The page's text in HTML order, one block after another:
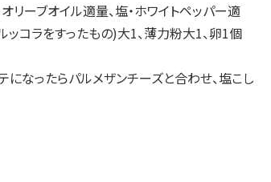
リーブオイル適量、塩・ホワイトペッパー適
ッコラをすったもの)大1、薄力粉大1、卵1個
になったらパルメザンチーズと合わせ、塩こし